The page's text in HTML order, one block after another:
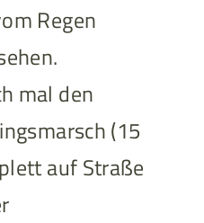
Regen
mal den
(15
auf Straße